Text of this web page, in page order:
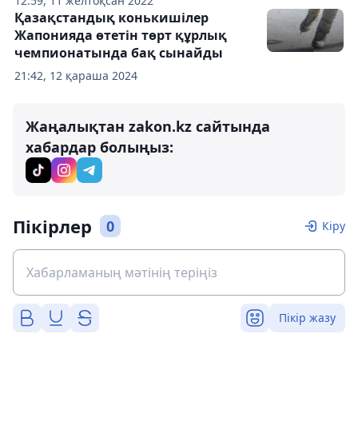
21:42, 12 қараша 2024
Қазақстандық конькишілер
Жапонияда өтетін төрт құрлық
чемпионатында бақ сынайды
Жаңалықтан zakon.kz сайтында
хабардар болыңыз:
Пікірлер 0 Кіру
Пікір жазу